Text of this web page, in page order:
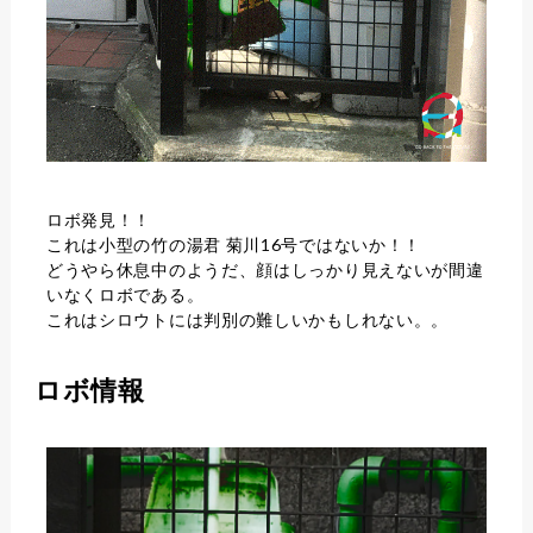
ロボ発見！！
これは小型の竹の湯君 菊川16号ではないか！！
どうやら休息中のようだ、顔はしっかり見えないが間違
いなくロボである。
これはシロウトには判別の難しいかもしれない。。
ロボ情報